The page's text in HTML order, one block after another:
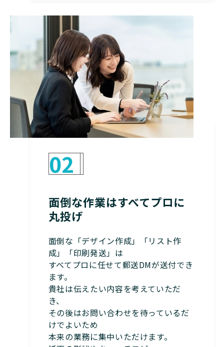
02
面倒な作業はすべてプロに
丸投げ
面倒な「デザイン作成」「リスト作
成」「印刷発送」は
すべてプロに任せて郵送DMが送付でき
ます。
貴社は伝えたい内容を考えていただ
き、
その後はお問い合わせを待っているだ
けでよいため
本来の業務に集中いただけます。